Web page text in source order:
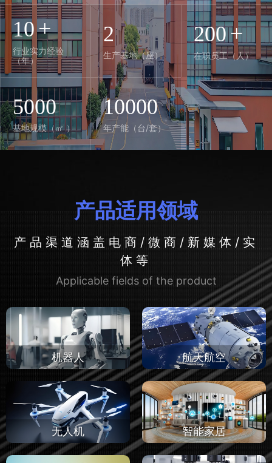
10+
行业实力经验
（年）
2
生产基地（座）
200+
在职员工（人）
5000
基地规模（㎡ ）
10000
年产能（台/套）
产品适用领域
产品渠道涵盖电商/微商/新媒体/实
体等
Applicable fields of the product
机器人 航天航空
无人机 智能家居